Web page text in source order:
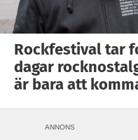
Rockfestival tar
dagar
är bara att
ANNONS